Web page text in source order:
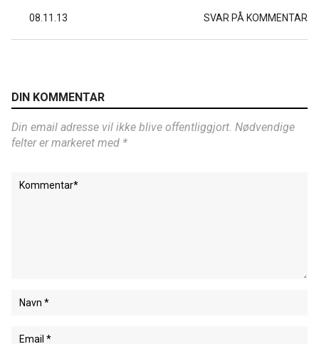
08.11.13 SVAR PÅ KOMMENTAR
DIN KOMMENTAR
Din email adresse vil ikke blive offentliggjort. Nødvendige
felter er markeret med *